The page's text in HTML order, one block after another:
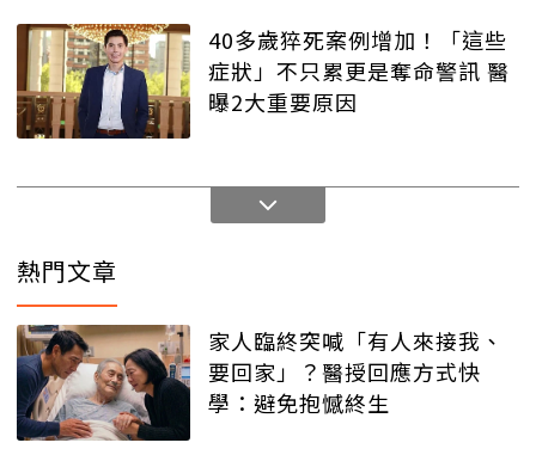
40多歲猝死案例增加！「這些
症狀」不只累更是奪命警訊 醫
曝2大重要原因
熱門文章
家人臨終突喊「有人來接我、
要回家」？醫授回應方式快
學：避免抱憾終生